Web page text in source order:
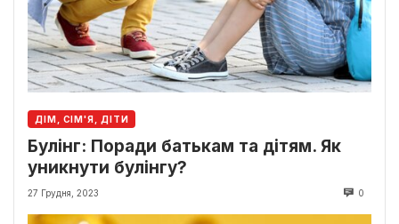
ДІМ, СІМ'Я, ДІТИ
Булінг: Поради батькам та дітям. Як
уникнути булінгу?
27 Грудня, 2023 0